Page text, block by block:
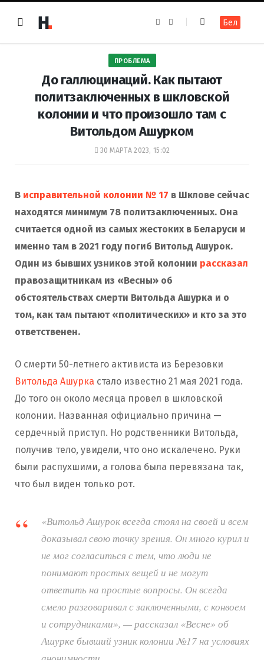
e
k
t
a
m
Бел
ПРОБЛЕМА
До галлюцинаций. Как пытают
политзаключенных в шкловской
колонии и что произошло там с
Витольдом Ашурком
30 МАРТА 2023, 15:02
В исправительной колонии № 17 в Шклове сейчас
находятся минимум 78 политзаключенных. Она
считается одной из самых жестоких в Беларуси и
именно там в 2021 году погиб Витольд Ашурок.
Один из бывших узников этой колонии рассказал
правозащитникам из «Весны» об
обстоятельствах смерти Витольда Ашурка и о
том, как там пытают «политических» и кто за это
ответственен.
О смерти 50-летнего активиста из Березовки
Витольда Ашурка стало известно 21 мая 2021 года.
До того он около месяца провел в шкловской
колонии. Названная официально причина —
сердечный приступ. Но родственники Витольда,
получив тело, увидели, что оно искалечено. Руки
были распухшими, а голова была перевязана так,
что был виден только рот.
«Витольд Ашурок всегда стоял на своей и всем
доказывал свою точку зрения. Он много курил и
не мог согласиться с тем, что люди не
понимают простых вещей и не могут
ответить на простые вопросы. Он всегда
смело разговаривал с заключенными, с конвоем
и сотрудниками», — рассказал «Весне» об
Ашурке бывший узник колонии №17 на условиях